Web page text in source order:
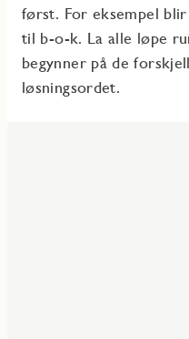
først. For eksempel
til b-o-k. La alle løpe
begynner på de
løsningsordet.